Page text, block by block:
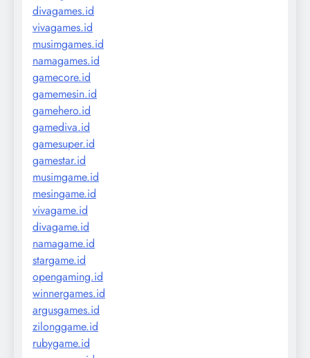
divagames.id
vivagames.id
musimgames.id
namagames.id
gamecore.id
gamemesin.id
gamehero.id
gamediva.id
gamesuper.id
gamestar.id
musimgame.id
mesingame.id
vivagame.id
divagame.id
namagame.id
stargame.id
opengaming.id
winnergames.id
argusgames.id
zilonggame.id
rubygame.id